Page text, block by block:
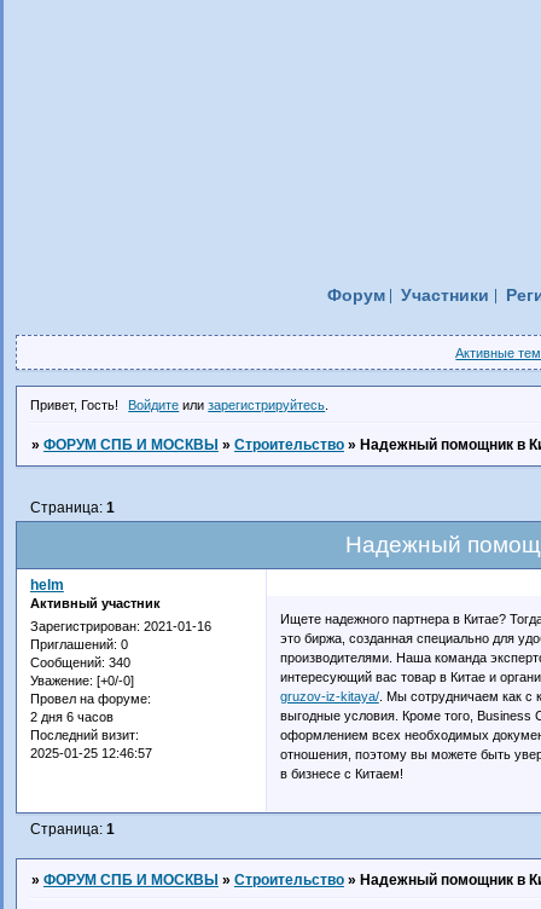
Форум Участники
Активные
Привет, Гость! Войдите илизарегистрируйтесь
» ФОРУМ СПБ И МОСКВЫ » Строительство » Надежный помощник в
Надежный
Страница: 1
helm
Активный участник
Зарегистрирован: 2021-01-16
Приглашений: 0
Сообщений: 340
Уважение: [+0/-0]
Провел на форуме:
2 дня 6 часов
Последний визит:
2025-01-25 12:46:57
Ищете надежного партнера в Китае?
это биржа, созданная специально для
производителями. Наша команда
интересующий вас товар в Китае и
gruzov-iz-kitaya/. Мы сотрудничаем как с
выгодные условия. Кроме того, Business
оформлением всех необходимых
отношения, поэтому вы можете быть
в бизнесе с Китаем!
Страница: 1
» ФОРУМ СПБ И МОСКВЫ » Строительство » Надежный помощник в